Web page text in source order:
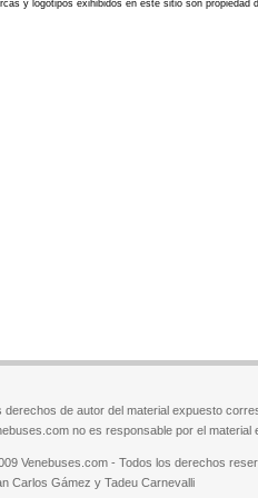
y logotipos exihibidos en este sitio son
derechos de autor del material expuesto
no es responsable por el material
Venebuses.com - Todos los derechos
Carlos Gámez y Tadeu Carnevalli